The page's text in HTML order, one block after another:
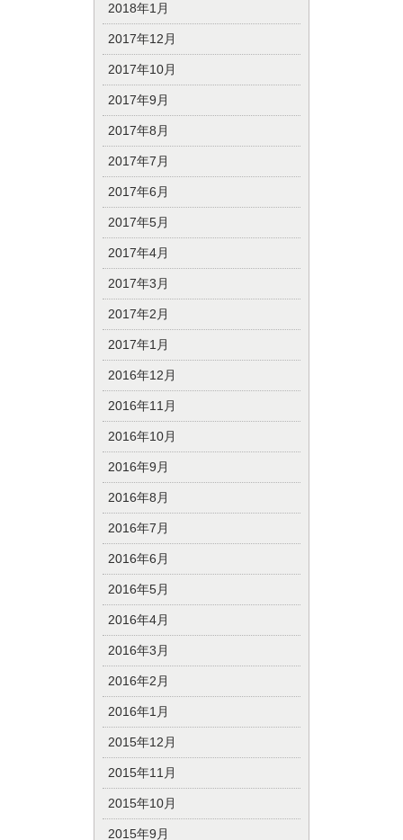
2018年1月
2017年12月
2017年10月
2017年9月
2017年8月
2017年7月
2017年6月
2017年5月
2017年4月
2017年3月
2017年2月
2017年1月
2016年12月
2016年11月
2016年10月
2016年9月
2016年8月
2016年7月
2016年6月
2016年5月
2016年4月
2016年3月
2016年2月
2016年1月
2015年12月
2015年11月
2015年10月
2015年9月